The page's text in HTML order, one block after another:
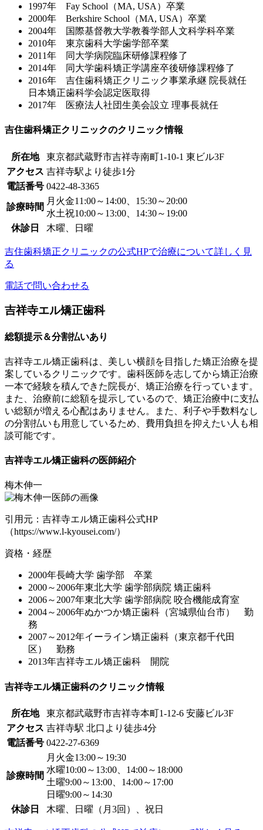
1997年 Fay School（MA, USA）卒業
2000年 Berkshire School（MA, USA）卒業
2004年 国際基督教大学教養学部人文科学科卒業
2010年 東京歯科大学歯学部卒業
2011年 同大学病院臨床研修課程修了
2014年 同大学歯科矯正学講座卒後研修課程修了
2016年 吉住歯科矯正クリニック事業承継 院長就任
日本矯正歯科学会認定医取得
2017年 医療法人社団生美会設立 理事長就任
吉住歯科矯正クリニックのクリニック情報
所在地
東京都武蔵野市吉祥寺南町1-10-1 東ビル3F
アクセス 吉祥寺駅より徒歩1分
電話番号 0422-48-3365
診療時間
月火金11:00～14:00、15:30～20:00
水土祝10:00～13:00、14:30～19:00
休診日
木曜、日曜
吉住歯科矯正クリニックの公式HPで治療について詳しく見
る
電話で問い合わせる
吉祥寺エル矯正歯科
総額提示＆分割払いあり
吉祥寺エル矯正歯科は、美しい横顔を目指した矯正治療を提
案しているクリニックです。歯科医師を志してから矯正治療
一本で経験を積んできた院長が、矯正治療を行っています。
また、 治療前に総額を提示しているので、矯正治療中に支払
い総額が増える心配はありません。また、利子や手数料なし
の分割払いも用意しているため、費用負担を抑えたい人も相
談可能です。
吉祥寺エル矯正歯科の医師紹介
梅木伸一
引用元：吉祥寺エル矯正歯科公式HP
（https://www.l-kyousei.com/）
資格・経歴
2000年長崎大学 歯学部 卒業
2000～2006年東北大学 歯学部病院 矯正歯科
2006～2007年東北大学 歯学部病院 咬合機能成育室
2004～2006年ぬかつか矯正歯科（宮城県仙台市） 勤
務
2007～2012年イーライン矯正歯科（東京都千代田
区） 勤務
2013年吉祥寺エル矯正歯科 開院
吉祥寺エル矯正歯科のクリニック情報
所在地
東京都武蔵野市吉祥寺本町1-12-6 安藤ビル3F
アクセス 吉祥寺駅 北口より徒歩4分
電話番号 0422-27-6369
診療時間
月火金13:00～19:30
水曜10:00～13:00、14:00～18:000
土曜9:00～13:00、14:00～17:00
日曜9:00～14:30
休診日
木曜、日曜（月3回）、祝日